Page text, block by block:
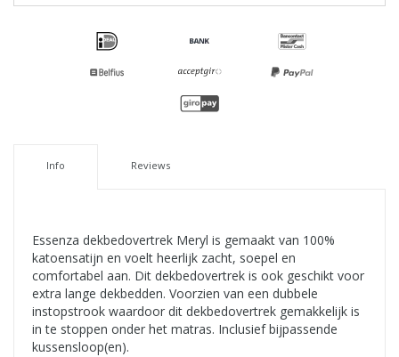
Info Reviews
Essenza dekbedovertrek Meryl is gemaakt van 100%
katoensatijn en voelt heerlijk zacht, soepel en
comfortabel aan. Dit dekbedovertrek is ook geschikt voor
extra lange dekbedden. Voorzien van een dubbele
instopstrook waardoor dit dekbedovertrek gemakkelijk is
in te stoppen onder het matras. Inclusief bijpassende
kussensloop(en).